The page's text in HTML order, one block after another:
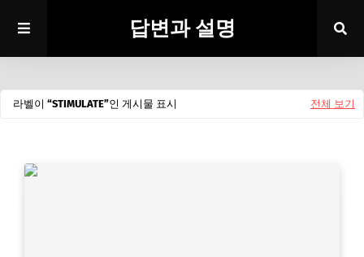
답변과 설명
라벨이 STIMULATE 인 게시물 표시 전체 보기